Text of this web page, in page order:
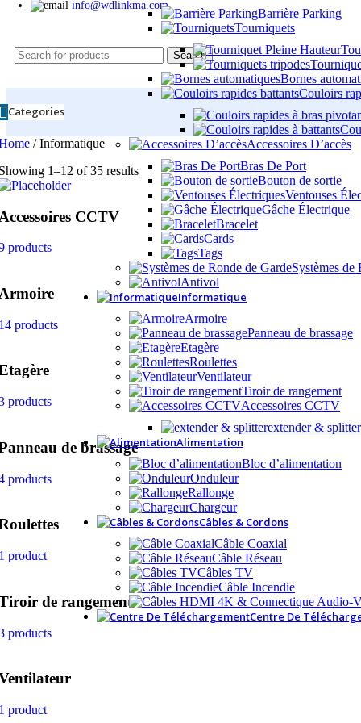
info@wdlinkma.com
Search
Categories
Barrière Parking
Tourniquets
Bornes
Couloirs
Accessoires D’accès
Bras De Port
Bouton de sortie
Ventouses
Gâche Électrique
Bracelet
Cards
Tags
Systèmes de
Antivol
Informatique
Armoire
Panneau de brassage
Etagère
Roulettes
Ventilateur
Tiroir de rangement
Accessoires CCTV
extender & splitter
Alimentation
Bloc d’alimentation
Onduleur
Rallonge
Chargeur
Câbles & Cordons
Câble Coaxial
Câble Réseau
Câbles TV
Câble Incendie
Centre De
/ Informatique
1–12 of 35 results
CCTV
products
products
products
de brassage
products
product
de rangement
products
product